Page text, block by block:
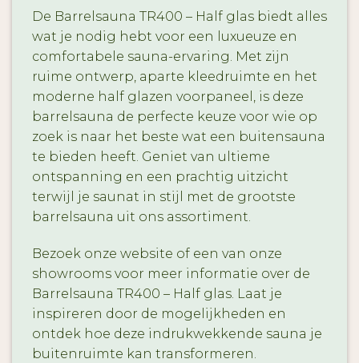
De Barrelsauna TR400 – Half glas biedt alles
wat je nodig hebt voor een luxueuze en
comfortabele sauna-ervaring. Met zijn
ruime ontwerp, aparte kleedruimte en het
moderne half glazen voorpaneel, is deze
barrelsauna de perfecte keuze voor wie op
zoek is naar het beste wat een buitensauna
te bieden heeft. Geniet van ultieme
ontspanning en een prachtig uitzicht
terwijl je saunat in stijl met de grootste
barrelsauna uit ons assortiment.
Bezoek onze website of een van onze
showrooms voor meer informatie over de
Barrelsauna TR400 – Half glas. Laat je
inspireren door de mogelijkheden en
ontdek hoe deze indrukwekkende sauna je
buitenruimte kan transformeren.